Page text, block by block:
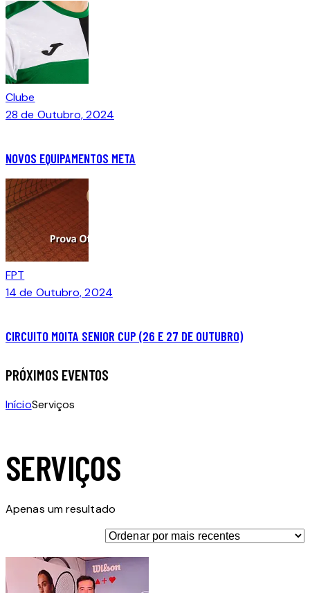
Clube
28 de Outubro, 2024
NOVOS EQUIPAMENTOS META
FPT
14 de Outubro, 2024
CIRCUITO MOITA SENIOR CUP (26 E 27 DE OUTUBRO)
PRÓXIMOS EVENTOS
InícioServiços
SERVIÇOS
Apenas um resultado